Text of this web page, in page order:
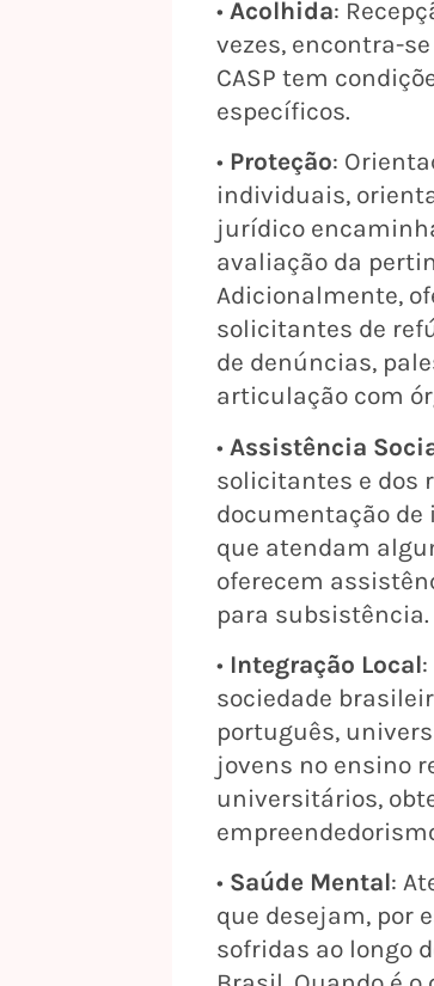
• Acolhida:
vezes, encontra-
CASP tem
específicos.
• Proteção:
individuais,
jurídico
avaliação da
Adicionalmente,
solicitantes de
de denúncias,
articulação com
• Assistência
solicitantes e dos
documentação de
que atendam
oferecem
para subsistência.
• Integração Local
sociedade
português,
jovens no ensino
universitários,
• Saúde Mental:
que desejam, por
sofridas ao longo